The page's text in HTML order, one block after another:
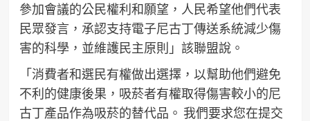
參加會議的公民權利和願望，人民希望他們代表
民眾發言，承認支持電子尼古丁傳送系統減少傷
害的科學，並維護民主原則」該聯盟說。
「消費者和選民有權做出選擇，以幫助他們避免
不利的健康後果，吸菸者有權取得傷害較小的尼
古丁產品作為吸菸的替代品。 我們要求您在提交